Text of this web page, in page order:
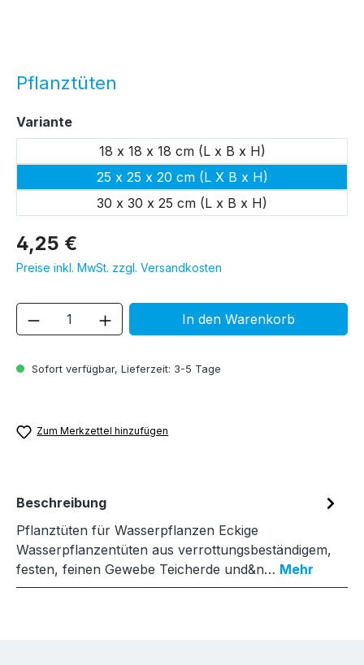
Pflanztüten
4,25 €
Preise inkl. MwSt. zzgl. Versandkosten
Sofort verfügbar, Lieferzeit: 3-5 Tage
Varianteauswählen
18 x 18 x 18 cm (L x B x H)
25 x 25 x 20 cm (L X B x H)
30 x 30 x 25 cm (L x B x H)
Produkt Anzahl: Gib denIn den Warenkorb
Zum Merkzettel hinzufügen
Beschreibung
Pflanztüten für Wasserpflanzen Eckige
Wasserpflanzentüten aus verrottungsbeständigem,
festen, feinen Gewebe Teicherde und&n… Mehr